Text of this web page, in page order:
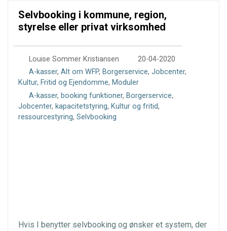
Selvbooking i kommune, region,
styrelse eller privat virksomhed
Louise Sommer Kristiansen
20-04-2020
A-kasser, Alt om WFP, Borgerservice, Jobcenter,
Kultur, Fritid og Ejendomme, Moduler
A-kasser, booking funktioner, Borgerservice,
Jobcenter, kapacitetstyring, Kultur og fritid,
ressourcestyring, Selvbooking
Hvis I benytter selvbooking og ønsker et system, der